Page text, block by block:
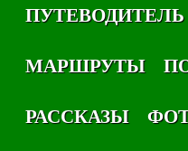
МАРШРУТЫ
РАССКАЗЫ